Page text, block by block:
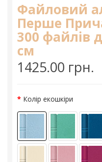
Файловий
Перше
300 файлів
см
1425.00 грн.
Колір екошкіри